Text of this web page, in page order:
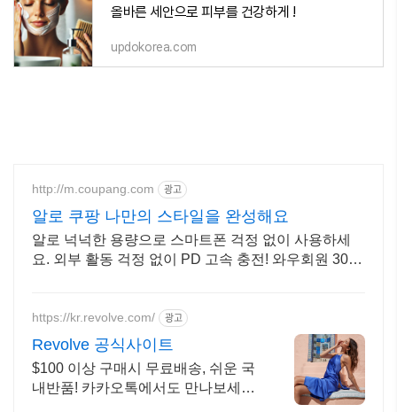
올바른 세안으로 피부를 건강하게 !
updokorea.com
http://m.coupang.com 광고
알로 쿠팡 나만의 스타일을 완성해요
알로 넉넉한 용량으로 스마트폰 걱정 없이 사용하세
요. 외부 활동 걱정 없이 PD 고속 충전! 와우회원 30일
https://kr.revolve.com/ 광고
Revolve 공식사이트
$100 이상 구매시 무료배송, 쉬운 국
내반품! 카카오톡에서도 만나보세요!